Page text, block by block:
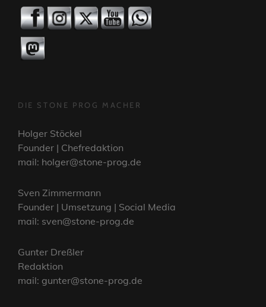
DIE STONE PROG MACHER
Holger Stöckel
Founder | Chefredaktion
mail: holger@stone-prog.de
Sven Zimmermann
Founder | Umsetzung | Social Media
mail: sven@stone-prog.de
Gunter Dreßler
Redaktion
mail: gunter@stone-prog.de